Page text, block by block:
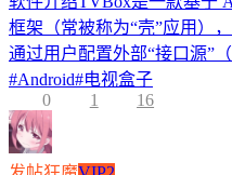
框架（常被称为“壳”应用）
通过用户配置外部“接口源”
#Android#电视盒子
0
1 16